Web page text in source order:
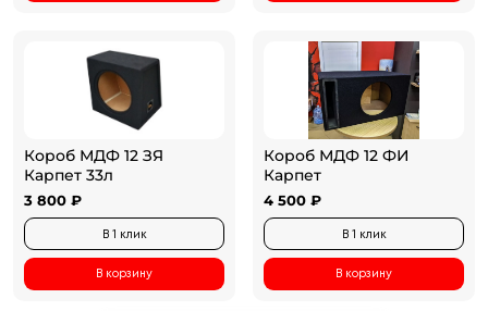
Короб МДФ 12 ЗЯ
Карпет 33л
3 800 ₽
В 1 клик
В корзину
Короб МДФ 12 ФИ
Карпет
4 500 ₽
В 1 клик
В корзину